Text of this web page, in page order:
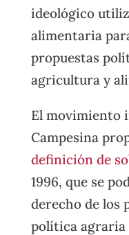
ideológico
alimentaria
propuestas
agricultura y
El movimiento
Campesina
definición de
1996, que se
derecho de los
política agraria